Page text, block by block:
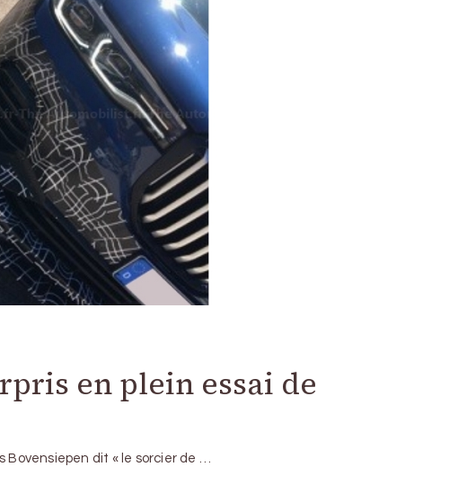
en plein essai de
Bovensiepen dit « le sorcier de …